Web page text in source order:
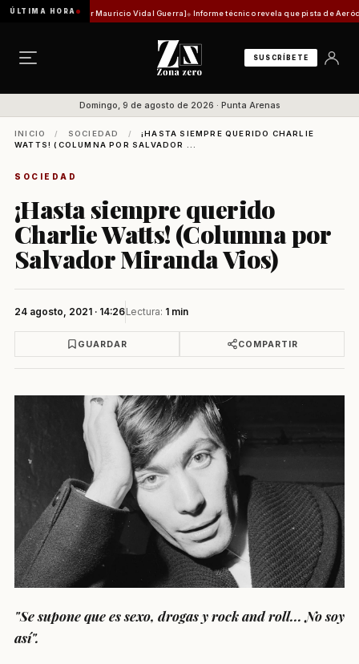
ÚLTIMA HORA
[Por Mauricio Vidal Guerra] Informe técnico revela que pista de Aeródromo
SUSCRÍBETE
Domingo, 9 de agosto de 2026 · Punta Arenas
INICIO / SOCIEDAD /
¡HASTA SIEMPRE QUERIDO CHARLIE
WATTS! (COLUMNA POR SALVADOR ...
SOCIEDAD
¡Hasta siempre querido
Charlie Watts! (Columna por
Salvador Miranda Vios)
24 agosto, 2021 · 14:26Lectura: 1 min
GUARDAR COMPARTIR
"Se supone que es sexo, drogas y rock and roll... No soy
así".